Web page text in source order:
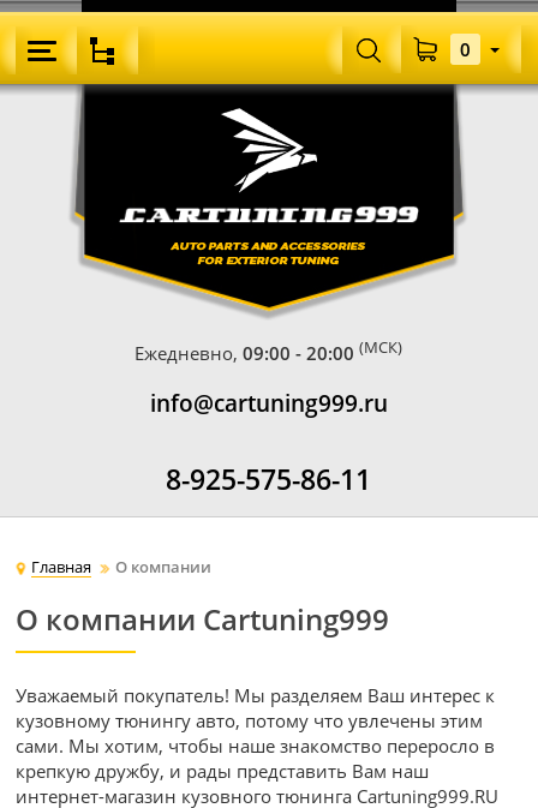
Ежедневно,09:00 - 20:00 (МСК)
info@cartuning999.ru
8-925-575-86-11
0
Главная О компании
О компании Cartuning999
Уважаемый покупатель! Мы разделяем Ваш интерес к
кузовному тюнингу авто, потому что увлечены этим
сами. Мы хотим, чтобы наше знакомство переросло в
крепкую дружбу, и рады представить Вам наш
интернет-магазин кузовного тюнинга Cartuning999.RU